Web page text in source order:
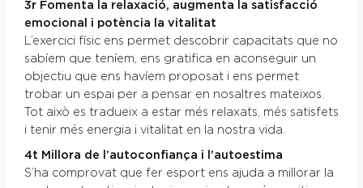
3r Fomenta la relaxació, augmenta la satisfacció
emocional i potència la vitalitat
L’exercici físic ens permet descobrir capacitats que no
sabíem que teníem, ens gratifica en aconseguir un
objectiu que ens havíem proposat i ens permet
trobar un espai per a pensar en nosaltres mateixos.
Tot això es tradueix a estar més relaxats, més satisfets
i tenir més energia i vitalitat en la nostra vida.
4t Millora de l’autoconfiança i l’autoestima
S’ha comprovat que fer esport ens ajuda a millorar la